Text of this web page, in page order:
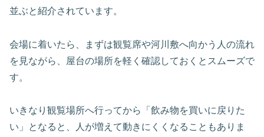
並ぶと紹介されています。
会場に着いたら、まずは観覧席や河川敷へ向かう人の流れ
を見ながら、屋台の場所を軽く確認しておくとスムーズで
す。
いきなり観覧場所へ行ってから「飲み物を買いに戻りた
い」となると、人が増えて動きにくくなることもありま